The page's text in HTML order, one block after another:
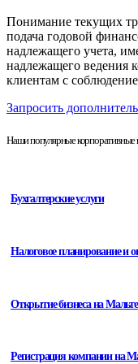
Понимание текущих
подача годовой
надлежащего учета,
надлежащего ведения
клиентам с
Запросить
Наши популярные корпоративные
Бухгалтерские услуги
Налоговое планирование и
Открытие бизнеса на Мальте
Регистрация компании на